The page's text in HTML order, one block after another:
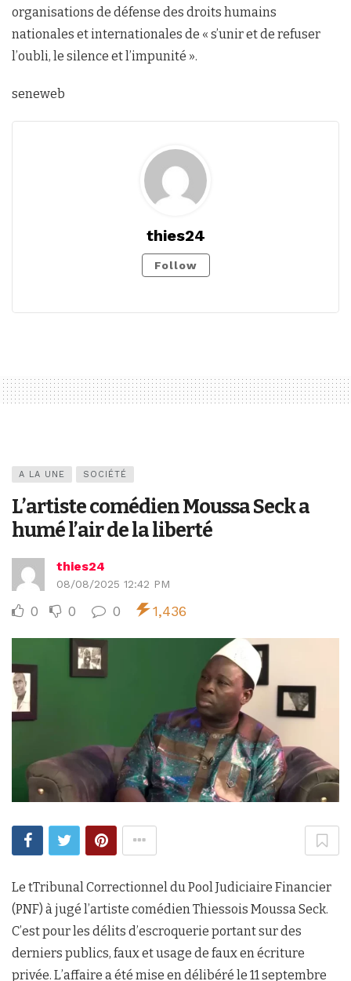
organisations de défense des droits humains
nationales et internationales de « s’unir et de refuser
l’oubli, le silence et l’impunité ».
seneweb
thies24
Follow
A LA UNE SOCIÉTÉ
L’artiste comédien Moussa Seck a
humé l’air de la liberté
thies24
08/08/2025 12:42 PM
0 0 0 1,436
Le tTribunal Correctionnel du Pool Judiciaire Financier
(PNF) à jugé l’artiste comédien Thiessois Moussa Seck.
C’est pour les délits d’escroquerie portant sur des
derniers publics, faux et usage de faux en écriture
privée. L’affaire a été mise en délibéré le 11 septembre